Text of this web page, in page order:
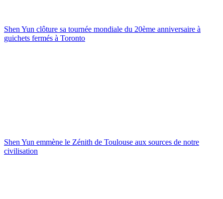
Shen Yun clôture sa tournée mondiale du 20ème anniversaire à
guichets fermés à Toronto
Shen Yun emmène le Zénith de Toulouse aux sources de notre
civilisation